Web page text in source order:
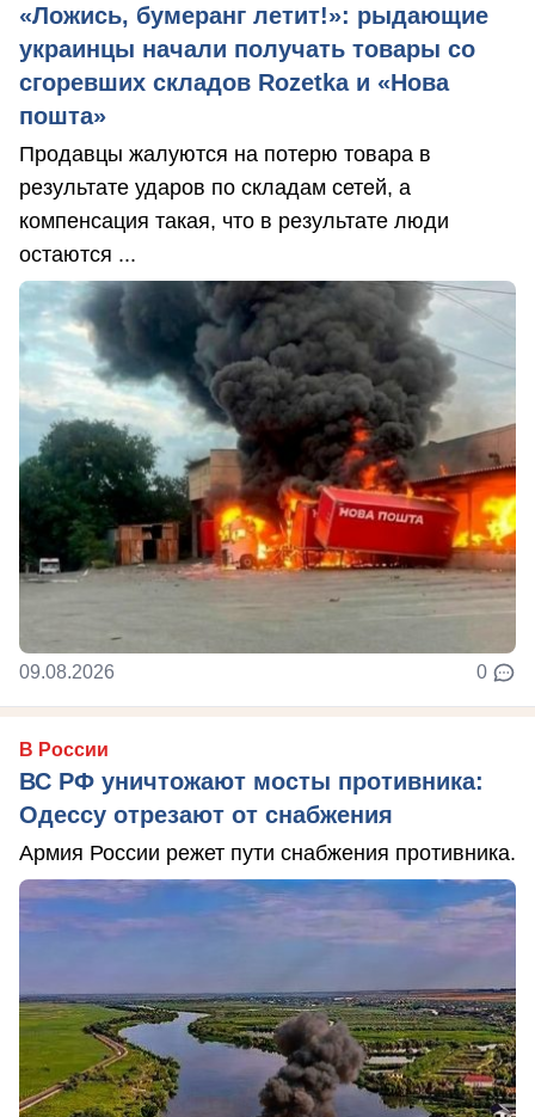
«Ложись, бумеранг летит!»: рыдающие
украинцы начали получать товары со
сгоревших складов Rozetka и «Нова
пошта»
Продавцы жалуются на потерю товара в
результате ударов по складам сетей, а
компенсация такая, что в результате люди
остаются ...
09.08.2026 0
В России
ВС РФ уничтожают мосты противника:
Одессу отрезают от снабжения
Армия России режет пути снабжения противника.